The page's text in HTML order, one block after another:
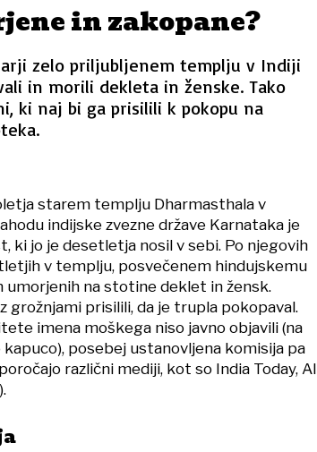
in zakopane?
zelo priljubljenem templju v Indiji
in morili dekleta in ženske. Tako
ki naj bi ga prisilili k pokopu na
starem templju Dharmasthala v
indijske zvezne države Karnataka je
ki jo je desetletja nosil v sebi. Po njegovih
v templju, posvečenem hindujskemu
umorjenih na stotine deklet in žensk.
grožnjami prisilili, da je trupla pokopaval.
imena moškega niso javno objavili (na
posebej ustanovljena komisija pa
različni mediji, kot so India Today, Al